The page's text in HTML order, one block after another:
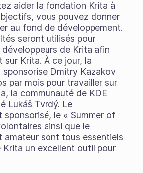
aider la fondation Krita à
vous pouvez donner
au fond de développement.
seront utilisés pour
développeurs de Krita afin
sur Krita. À ce jour, la
Dmitry Kazakov
par mois pour travailler sur
la communauté de KDE
Lukáš Tvrdý. Le
sponsorisé, le « Summer of
ainsi que le
amateur sont tous essentiels
Krita un excellent outil pour